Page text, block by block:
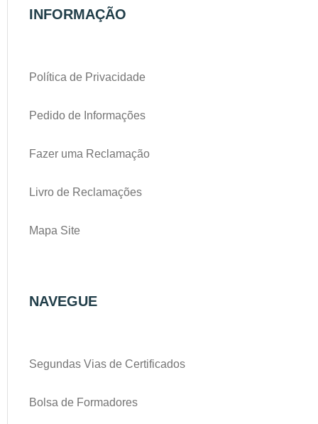
INFORMAÇÃO
Política de Privacidade
Pedido de Informações
Fazer uma Reclamação
Livro de Reclamações
Mapa Site
NAVEGUE
Segundas Vias de Certificados
Bolsa de Formadores